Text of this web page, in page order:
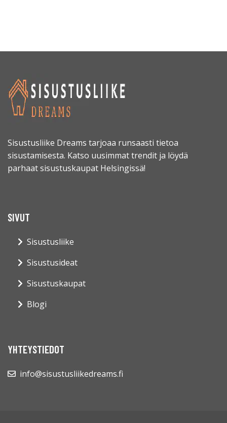
Sisustusliike Dreams tarjoaa runsaasti tietoa
sisustamisesta. Katso uusimmat trendit ja löydä
parhaat sisustuskaupat Helsingissä!
SIVUT
Sisustusliike
Sisustusideat
Sisustuskaupat
Blogi
YHTEYSTIEDOT
info@sisustusliikedreams.fi